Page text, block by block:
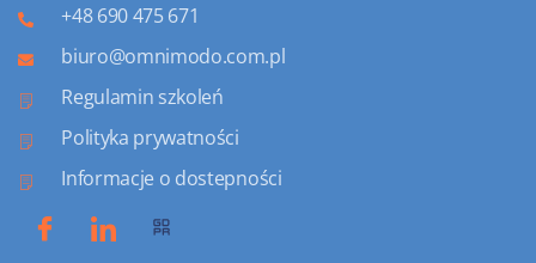
+48 690 475 671
biuro@omnimodo.com.pl
Regulamin szkoleń
Polityka prywatności
Informacje o dostepności